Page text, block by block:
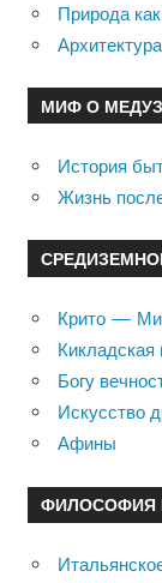
Природа
МИФ О
История
Жизнь
Крито —
Кикладская
Богу
Искусство
Афины
ФИЛОСОФИЯ